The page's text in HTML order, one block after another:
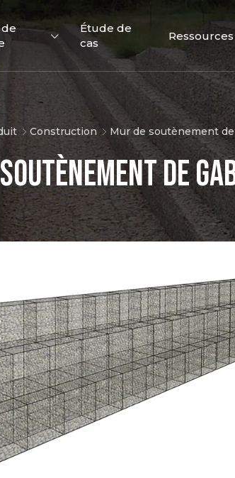
Canada Clôtures
Temporaires
de
de
Barrières de
contrôle des
foules
de
Étude de
cas
Ressources
Construction Mur de soutènement
de